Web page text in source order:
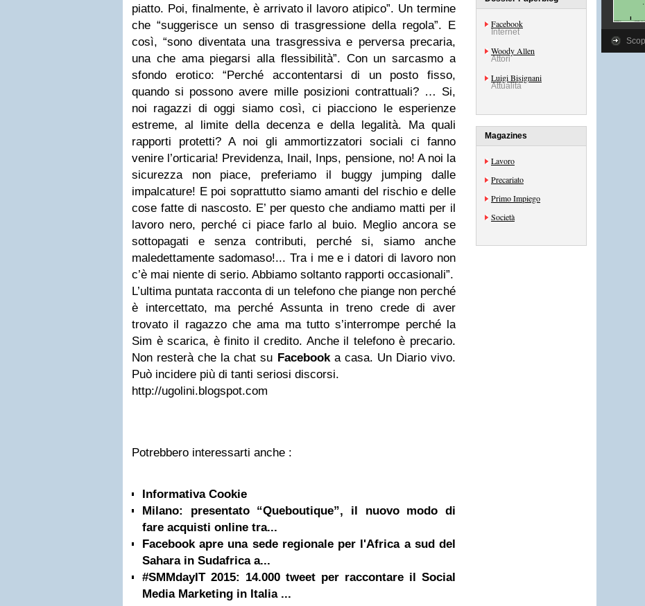
piatto. Poi, finalmente, è arrivato il lavoro atipico”. Un termine
che “suggerisce un senso di trasgressione della regola”. E
così, “sono diventata una trasgressiva e perversa precaria,
una che ama piegarsi alla flessibilità”. Con un sarcasmo a
sfondo erotico: “Perché accontentarsi di un posto fisso,
quando si possono avere mille posizioni contrattuali? … Si,
noi ragazzi di oggi siamo così, ci piacciono le esperienze
estreme, al limite della decenza e della legalità. Ma quali
rapporti protetti? A noi gli ammortizzatori sociali ci fanno
venire l’orticaria! Previdenza, Inail, Inps, pensione, no! A noi la
sicurezza non piace, preferiamo il buggy jumping dalle
impalcature! E poi soprattutto siamo amanti del rischio e delle
cose fatte di nascosto. E’ per questo che andiamo matti per il
lavoro nero, perché ci piace farlo al buio. Meglio ancora se
sottopagati e senza contributi, perché si, siamo anche
maledettamente sadomaso!... Tra i me e i datori di lavoro non
c’è mai niente di serio. Abbiamo soltanto rapporti occasionali”.
L’ultima puntata racconta di un telefono che piange non perché
è intercettato, ma perché Assunta in treno crede di aver
trovato il ragazzo che ama ma tutto s’interrompe perché la
Sim è scarica, è finito il credito. Anche il telefono è precario.
Non resterà che la chat su Facebooka casa. Un Diario vivo.
Può incidere più di tanti seriosi discorsi.
http://ugolini.blogspot.com
Potrebbero interessarti anche :
Informativa Cookie
Milano: presentato “Queboutique”, il nuovo modo di
fare acquisti online tra...
Facebook apre una sede regionale per l'Africa a sud del
Sahara in Sudafrica a...
#SMMdayIT 2015: 14.000 tweet per raccontare il Social
Media Marketing in Italia ...
Facebook
Internet
Woody Allen
Attori
Luigi Bisignani
Attualità
Magazines
Lavoro
Precariato
Primo Impiego
Società